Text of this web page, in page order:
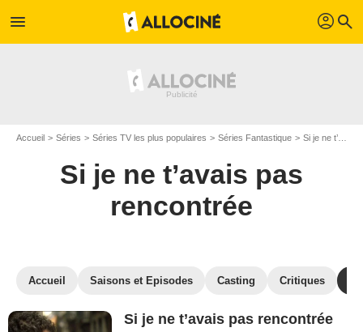
menu profil search
Accueil Séries Séries TV les plus populaires Séries Fantastique Si je ne t’avais pas rencontrée
Si je ne t’avais pas
rencontrée
Accueil Saisons et Episodes Casting Critiques
Si je ne t’avais pas rencontrée